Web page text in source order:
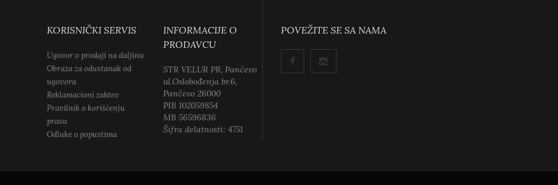
KORISNIČKI SERVIS
Ugovor o prodaji na daljinu
Obraza za odustanak od
ugovora
Reklamacioni zahtev
Pravilnik o korišćenju
prava
Odluke o popustima
INFORMACIJE O
PRODAVCU
STR VELUR PR, Pančevo
ul.Oslobođenja br.6,
Pančevo 26000
PIB 102059854
MB 56596836
Šifra delatnosti: 4751
POVEŽITE SE SA NAMA